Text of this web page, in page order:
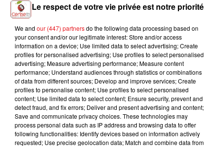
Le respect de votre vie privée est notre priorité
We and our (447) partnersdo the following data processing based on
your consent and/or our legitimate interest: Store and/or access
information on a device; Use limited data to select advertising; Create
profiles for personalised advertising; Use profiles to select personalised
advertising; Measure advertising performance; Measure content
performance; Understand audiences through statistics or combinations
of data from different sources; Develop and improve services; Create
profiles to personalise content; Use profiles to select personalised
content; Use limited data to select content; Ensure security, prevent and
detect fraud, and fix errors; Deliver and present advertising and content;
Save and communicate privacy choices. These technologies may
process personal data such as IP address and browsing data to offer
following functionalities: Identify devices based on information actively
requested; Use precise geolocation data; Match and combine data from